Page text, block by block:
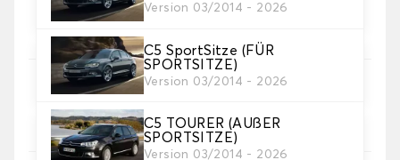
Version 03/2014 - 2026
C5 SportSitze (FÜR
SPORTSITZE)
Version 03/2014 - 2026
C5 TOURER (AUßER
SPORTSITZE)
Version 03/2014 - 2026
2. Satz von Bezügen
3. Material
Wählen Sie das Material für Ihre Bezüge.